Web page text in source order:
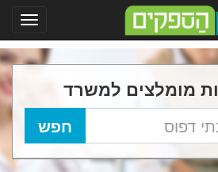
מומלצים למשרד